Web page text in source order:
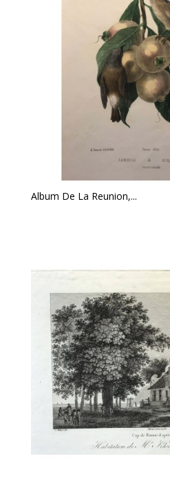
Album De La Reunion,...